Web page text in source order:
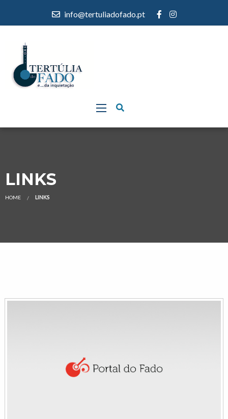
info@tertuliadofado.pt
LINKS
HOME LINKS